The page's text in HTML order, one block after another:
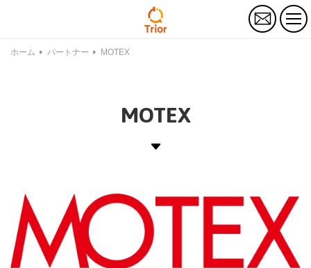
お
問
ホーム パートナー MOTEX
MOTEX